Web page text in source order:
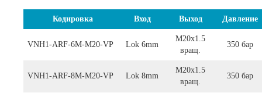
Кодировка Вход Выход Давление
VNH1-ARF-6M-M20-VP Lok 6mm
M20x1.5
вращ.
350 бар
VNH1-ARF-8M-M20-VP Lok 8mm
M20x1.5
вращ.
350 бар